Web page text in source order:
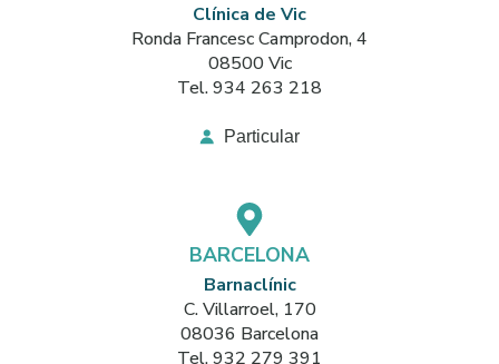
Clínica de Vic
Ronda Francesc Camprodon, 4
08500 Vic
Tel. 934 263 218
Particular
BARCELONA
Barnaclínic
C. Villarroel, 170
08036 Barcelona
Tel. 932 279 391